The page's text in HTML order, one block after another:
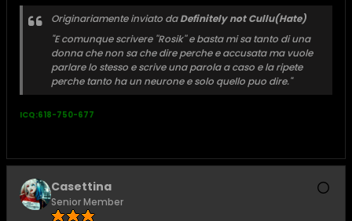
Originariamente inviato daDefinitely not Cullu(Hate)
"E comunque scrivere ''Rosik'' e basta mi sa tanto di una
donna che non sa che dire perche e accusata ma vuole
parlare lo stesso e scrive una parola a caso e la ripete
perche tanto ha un neurone e solo quello puo dire."
ICQ:618-750-677
Casettina
Senior Member